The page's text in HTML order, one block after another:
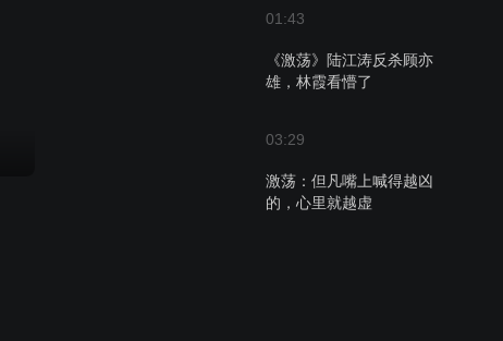
01:43
《激荡》陆江涛反杀顾亦
雄，林霞看懵了
03:29
激荡：但凡嘴上喊得越凶
的，心里就越虚